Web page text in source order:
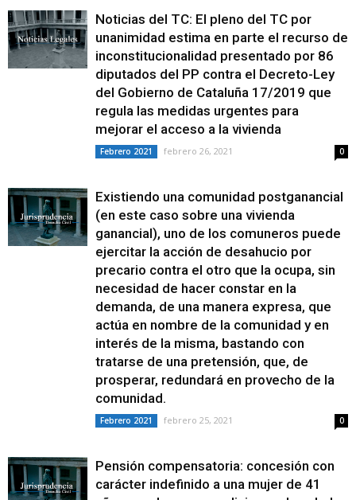
Noticias del TC: El pleno del TC por
unanimidad estima en parte el recurso de
inconstitucionalidad presentado por 86
diputados del PP contra el Decreto-Ley
del Gobierno de Cataluña 17/2019 que
regula las medidas urgentes para
mejorar el acceso a la vivienda
Febrero 2021 febrero 26, 2021 0
Existiendo una comunidad postganancial
(en este caso sobre una vivienda
ganancial), uno de los comuneros puede
ejercitar la acción de desahucio por
precario contra el otro que la ocupa, sin
necesidad de hacer constar en la
demanda, de una manera expresa, que
actúa en nombre de la comunidad y en
interés de la misma, bastando con
tratarse de una pretensión, que, de
prosperar, redundará en provecho de la
comunidad.
Febrero 2021 febrero 25, 2021 0
Pensión compensatoria: concesión con
carácter indefinido a una mujer de 41